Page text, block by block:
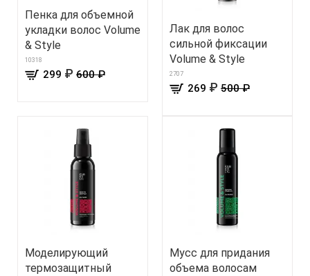
Пенка для объемной
укладки волос Volume
& Style
10318
299 ₽ 600 ₽
Лак для волос
сильной фиксации
Volume & Style
2707
269 ₽ 500 ₽
Моделирующий
термозащитный
Мусс для придания
объема волосам